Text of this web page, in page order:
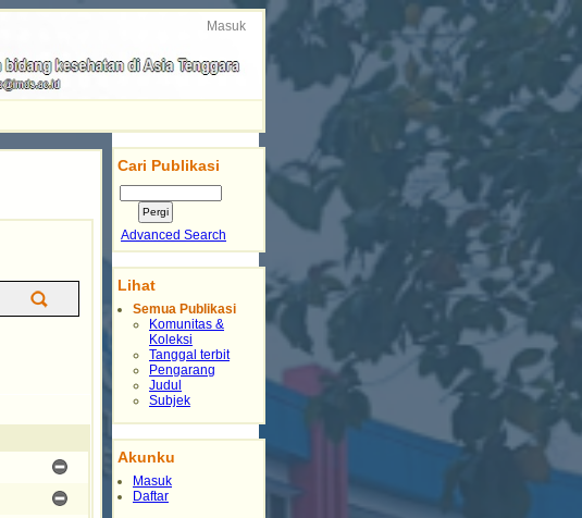
Masuk
Cari Publikasi
Advanced Search
Lihat
Semua Publikasi
Komunitas &
Koleksi
Tanggal terbit
Pengarang
Judul
Subjek
Akunku
Masuk
Daftar